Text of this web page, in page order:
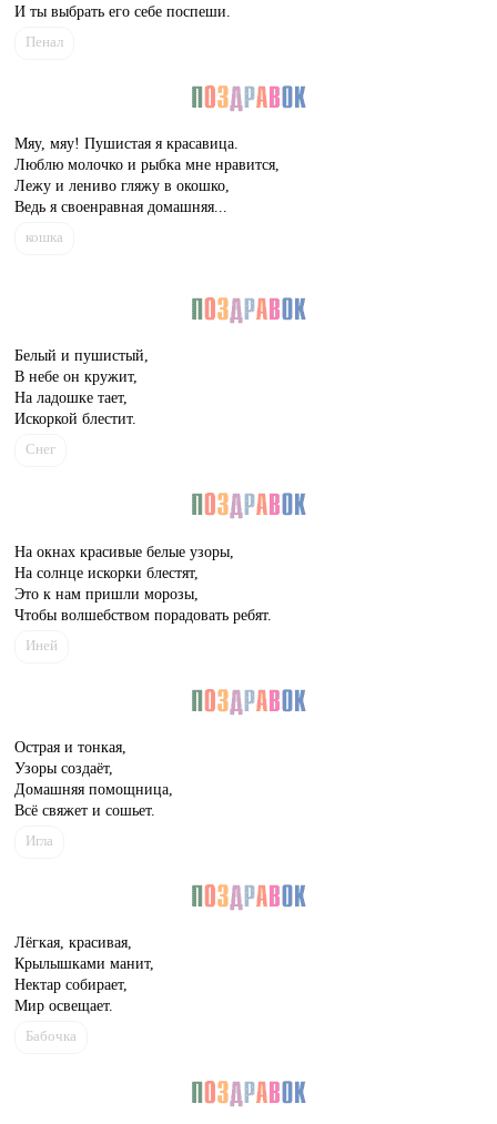
И ты выбрать его себе поспеши.
Пенал
Мяу, мяу! Пушистая я красавица.
Люблю молочко и рыбка мне нравится,
Лежу и лениво гляжу в окошко,
Ведь я своенравная домашняя...
кошка
Белый и пушистый,
В небе он кружит,
На ладошке тает,
Искоркой блестит.
Снег
На окнах красивые белые узоры,
На солнце искорки блестят,
Это к нам пришли морозы,
Чтобы волшебством порадовать ребят.
Иней
Острая и тонкая,
Узоры создаёт,
Домашняя помощница,
Всё свяжет и сошьет.
Игла
Лёгкая, красивая,
Крылышками манит,
Нектар собирает,
Мир освещает.
Бабочка